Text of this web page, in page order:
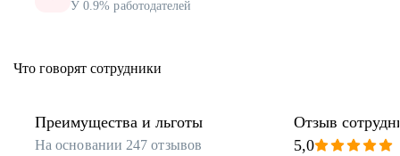
У 0.9% работодателей
Что говорят сотрудники
Преимущества и льготы
На основании 247 отзывов
Отзыв
5,0